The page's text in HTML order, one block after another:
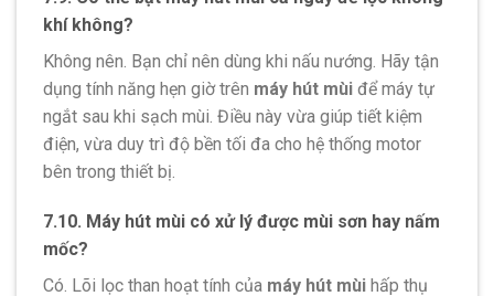
khí không?
Không nên. Bạn chỉ nên dùng khi nấu nướng. Hãy tận
dụng tính năng hẹn giờ trên máy hút mùi để máy tự
ngắt sau khi sạch mùi. Điều này vừa giúp tiết kiệm
điện, vừa duy trì độ bền tối đa cho hệ thống motor
bên trong thiết bị.
7.10. Máy hút mùi có xử lý được mùi sơn hay nấm
mốc?
Có. Lõi lọc than hoạt tính của máy hút mùi hấp thụ